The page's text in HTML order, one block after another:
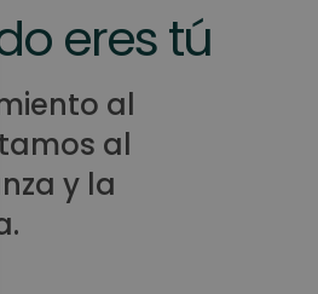
eres tú
al
al
y la